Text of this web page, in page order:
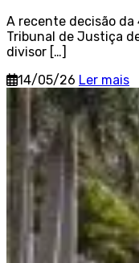
A recente decisão da
Tribunal de Justiça
divisor […]
14/05/26 Ler mais